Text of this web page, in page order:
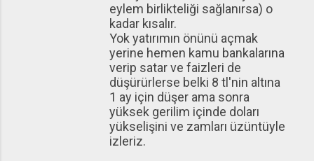
eylem birlikteliği sağlanırsa) o
kadar kısalır.
Yok yatırımın önünü açmak
yerine hemen kamu bankalarına
verip satar ve faizleri de
düşürürlerse belki 8 tl'nin altına
1 ay için düşer ama sonra
yüksek gerilim içinde doları
yükselişini ve zamları üzüntüyle
izleriz.